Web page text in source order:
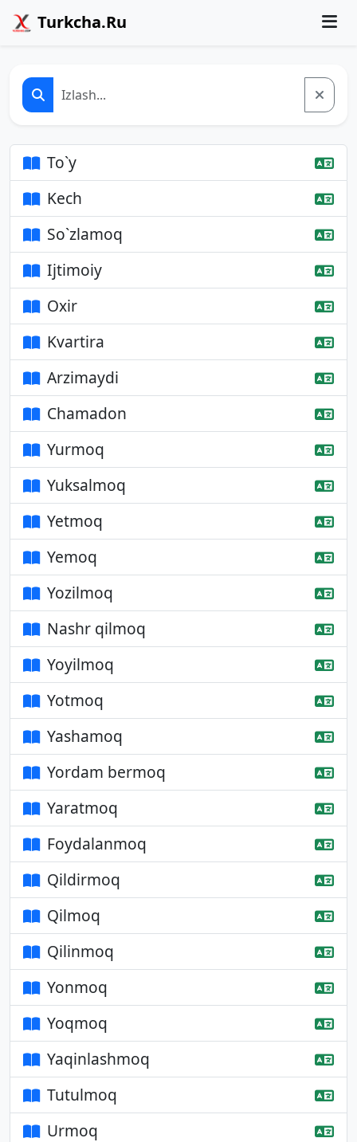
Turkcha.Ru
To`y
Kech
So`zlamoq
Ijtimoiy
Oxir
Kvartira
Arzimaydi
Chamadon
Yurmoq
Yuksalmoq
Yetmoq
Yemoq
Yozilmoq
Nashr qilmoq
Yoyilmoq
Yotmoq
Yashamoq
Yordam bermoq
Yaratmoq
Foydalanmoq
Qildirmoq
Qilmoq
Qilinmoq
Yonmoq
Yoqmoq
Yaqinlashmoq
Tutulmoq
Urmoq